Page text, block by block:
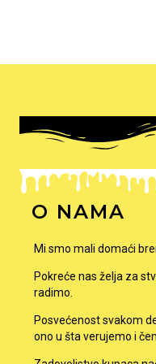
O NAMA
Mi smo mali domaći
Pokreće nas želja za
radimo.
Posvećenost svakom
ono u šta verujemo i